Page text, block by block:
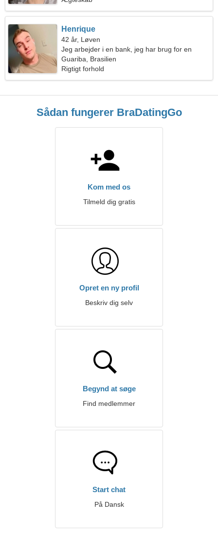
Henrique
42 år, Løven
Jeg arbejder i en bank, jeg har brug for en
enestående kvinde
Guariba, Brasilien
Rigtigt forhold
Sådan fungerer BraDatingGo
Kom med os
Tilmeld dig gratis
Opret en ny profil
Beskriv dig selv
Begynd at søge
Find medlemmer
Start chat
På Dansk